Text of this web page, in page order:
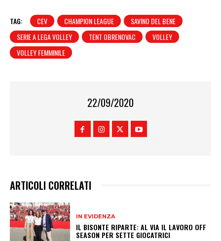
TAG: CEV CHAMPION LEAGUE
SAVINO DEL BENE
SERIE A LEGA VOLLEY
TENT OBRENOVAC
VOLLEY
VOLLEY FEMMINILE
22/09/2020
ARTICOLI CORRELATI
IN EVIDENZA
IL BISONTE RIPARTE: AL VIA IL LAVORO OFF
SEASON PER SETTE GIOCATRICI